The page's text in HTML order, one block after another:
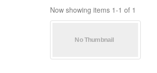
Now showing items 1-1 of 1